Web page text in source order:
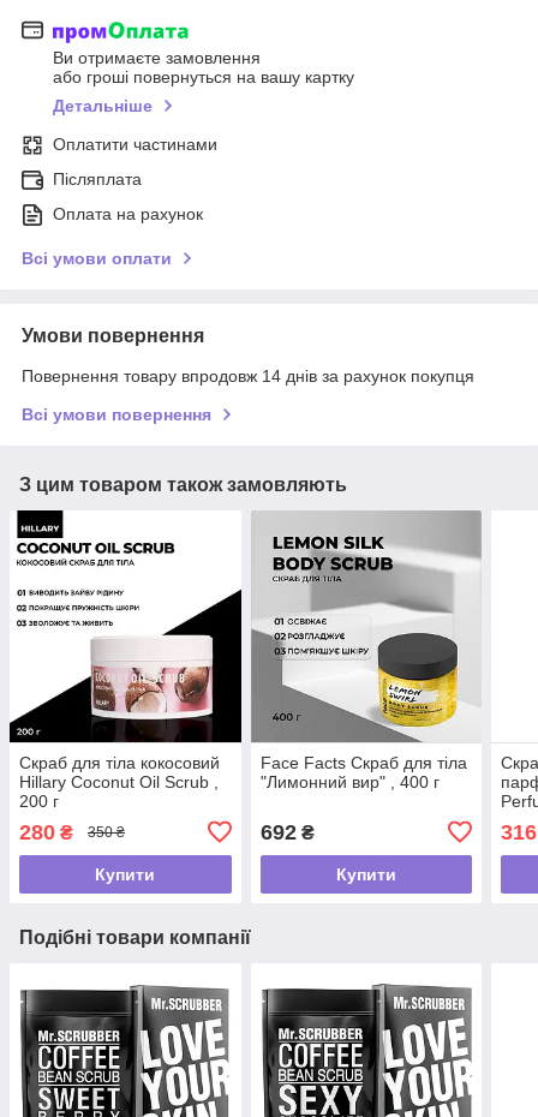
Ви отримаєте замовлення
або гроші повернуться на вашу картку
Детальніше
Оплатити частинами
Післяплата
Оплата на рахунок
Всі умови оплати
Умови повернення
Повернення товару впродовж 14 днів за рахунок покупця
Всі умови повернення
З цим товаром також замовляють
Скраб для тіла кокосовий
Hillary Coconut Oil Scrub ,
200 г
280 ₴ 350 ₴
Купити
Face Facts Скраб для тіла
"Лимонний вир" , 400 г
692₴
Купити
316
Подібні товари компанії